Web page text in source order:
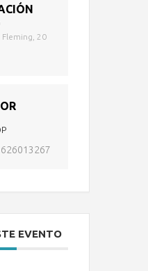
20
626013267
EVENTO